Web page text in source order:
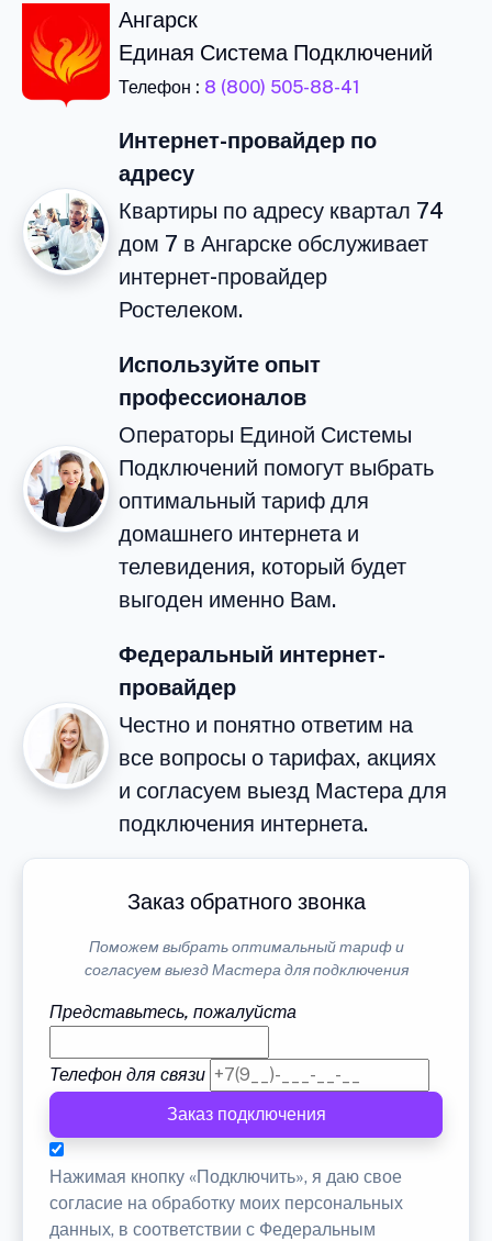
Ангарск
Единая Система Подключений
Телефон : 8 (800) 505-88-41
Интернет-провайдер по
адресу
Квартиры по адресу квартал 74
дом 7 в Ангарске обслуживает
интернет-провайдер
Ростелеком.
Используйте опыт
профессионалов
Операторы Единой Системы
Подключений помогут выбрать
оптимальный тариф для
домашнего интернета и
телевидения, который будет
выгоден именно Вам.
Федеральный интернет-
провайдер
Честно и понятно ответим на
все вопросы о тарифах, акциях
и согласуем выезд Мастера для
подключения интернета.
Заказ обратного звонка
Поможем выбрать оптимальный тариф и
согласуем выезд Мастера для подключения
Представьтесь, пожалуйста
Телефон для связи
Заказ подключения
Нажимая кнопку «Подключить», я даю свое
согласие на обработку моих персональных
данных, в соответствии с Федеральным